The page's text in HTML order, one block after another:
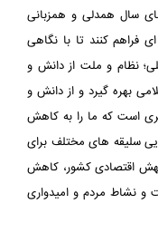
سال همدلی و همزبانی
ای فراهم کنند تا با نگاهی
نظام و ملت از دانش و
بهره گیرد و از دانش و
است که ما را به کاهش
سلیقه های مختلف برای
اقتصادی کشور، کاهش
و نشاط مردم و امیدواری